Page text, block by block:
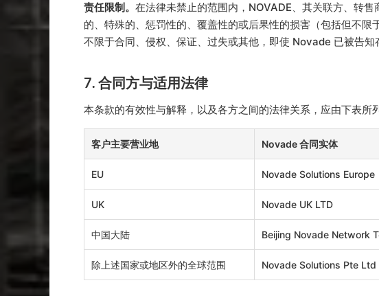
责任限制。 在法律未禁止的范围内，NOVADE、其关联方、转
的、特殊的、惩罚性的、覆盖性的或后果性的损害（包括但不
不限于合同、侵权、保证、过失或其他，即使 Novade 已被告知
7. 合同方与适用法律
本条款的有效性与解释，以及各方之间的法律关系，应由下表所
客户主要营业地 Novade 合同实体
EU Novade Solutions Europe
UK Novade UK LTD
中国大陆 Beijing Novade Network
除上述国家或地区外的全球范围 Novade Solutions Pte Ltd